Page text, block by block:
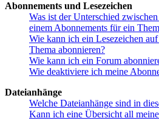
Abonnements und Lesezeichen
Was ist der Unterschied
einem Abonnements für ein
Wie kann ich ein Lesezeichen
Thema abonnieren?
Wie kann ich ein Forum
Wie deaktiviere ich meine
Dateianhänge
Welche Dateianhänge sind in
Kann ich eine Übersicht all